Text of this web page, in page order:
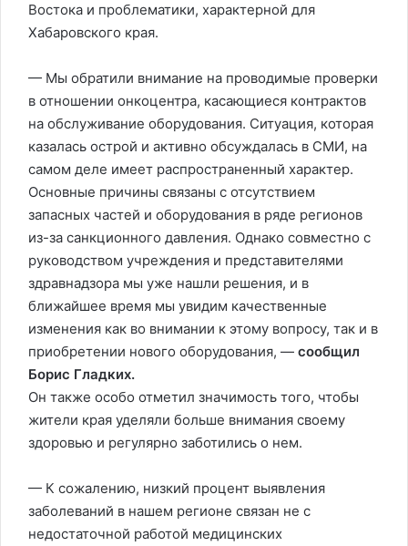
Востока и проблематики, характерной для
Хабаровского края.
— Мы обратили внимание на проводимые проверки
в отношении онкоцентра, касающиеся контрактов
на обслуживание оборудования. Ситуация, которая
казалась острой и активно обсуждалась в СМИ, на
самом деле имеет распространенный характер.
Основные причины связаны с отсутствием
запасных частей и оборудования в ряде регионов
из-за санкционного давления. Однако совместно с
руководством учреждения и представителями
здравнадзора мы уже нашли решения, и в
ближайшее время мы увидим качественные
изменения как во внимании к этому вопросу, так и в
приобретении нового оборудования, — сообщил
Борис Гладких.
Он также особо отметил значимость того, чтобы
жители края уделяли больше внимания своему
здоровью и регулярно заботились о нем.
— К сожалению, низкий процент выявления
заболеваний в нашем регионе связан не с
недостаточной работой медицинских